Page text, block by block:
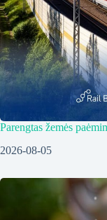
Parengtas žemės
2026-08-05